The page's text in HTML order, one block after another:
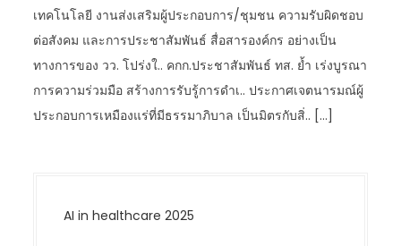
เทคโนโลยี งานส่งเสริมผู้ประกอบการ/ชุมชน ความรับผิดชอบ
ต่อสังคม และการประชาสัมพันธ์ สื่อสารองค์กร อย่างเป็น
ทางการของ วว. โปร่งใ.. คกก.ประชาสัมพันธ์ ทส. ย้ำ เร่งบูรณา
การความร่วมมือ สร้างการรับรู้การดำเ.. ประกาศเจตนารมณ์ผู้
ประกอบการเหมืองแร่ที่มีธรรมาภิบาล เป็นมิตรกับสิ่.. […]
AI in healthcare 2025